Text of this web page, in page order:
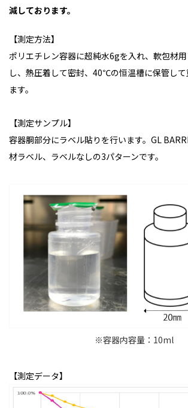
減しております。
【測定方法】
ポリエチレン容器に超純水6gを入れ、軟包材
し、熱圧着して密封、40℃の恒温槽に保管し
ます。
【測定サンプル】
容器胴部分にラベル貼りを行います。GL
材ラベル、ラベルなしの3パターンです。
※容器内容量：10ml
【測定データ】